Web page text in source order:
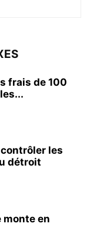
frais de 100
contrôler les
détroit
monte en